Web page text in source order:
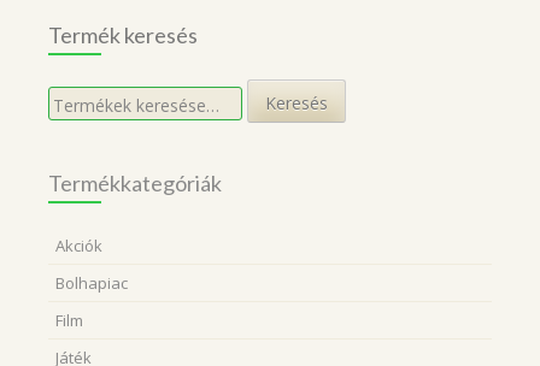
Termék keresés
Keresés
a
Keresés
Termékkategóriák
Akciók
Bolhapiac
Film
Játék